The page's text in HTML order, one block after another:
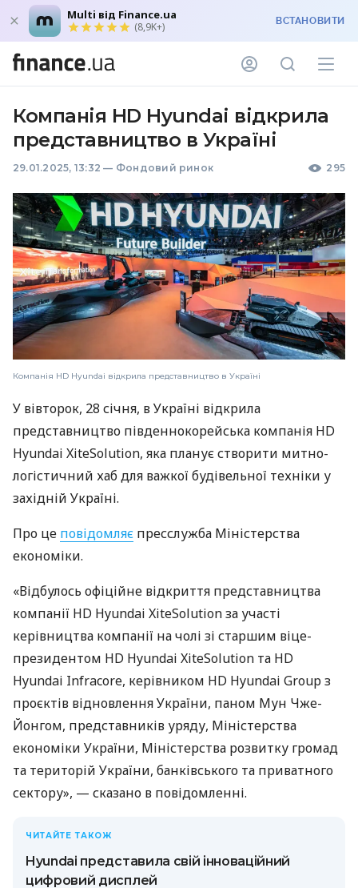
Multi від Finance.ua
(8,9K+) ВСТАНОВИТИ
Компанія HD Hyundai відкрила
представництво в Україні
29.01.2025, 13:32 — Фондовий ринок 295
Компанія HD Hyundai відкрила представництво в Україні
У вівторок, 28 січня, в Україні відкрила
представництво південнокорейська компанія HD
Hyundai XiteSolution, яка планує створити митно-
логістичний хаб для важкої будівельної техніки у
західній Україні.
Про це повідомляє пресслужба Міністерства
економіки.
«Відбулось офіційне відкриття представництва
компанії HD Hyundai XiteSolution за участі
керівництва компанії на чолі зі старшим віце-
президентом HD Hyundai XiteSolution та HD
Hyundai Infracore, керівником HD Hyundai Group з
проєктів відновлення України, паном Мун Чже-
Йонгом, представників уряду, Міністерства
економіки України, Міністерства розвитку громад
та територій України, банківського та приватного
сектору», — сказано в повідомленні.
ЧИТАЙТЕ ТАКОЖ
Hyundai представила свій інноваційний
цифровий дисплей